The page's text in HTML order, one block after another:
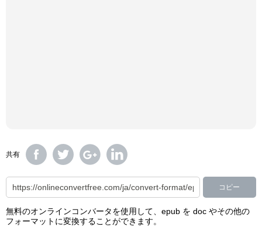
共有
コピー
無料のオンラインコンバータを使用して、epub を doc やその他の
フォーマットに変換することができます。